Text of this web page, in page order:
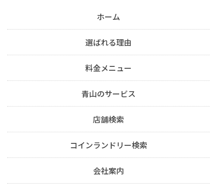
ホーム
選ばれる理由
料金メニュー
青山のサービス
店舗検索
コインランドリー検索
会社案内